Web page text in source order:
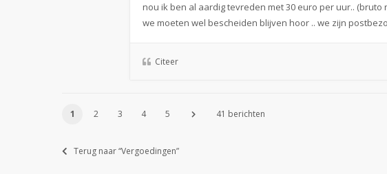
nou ik ben al aardig tevreden met 30 euro per uur.. (bruto
we moeten wel bescheiden blijven hoor .. we zijn
Citeer
1 2 3 4 5 41 berichten
Terug naar “Vergoedingen”